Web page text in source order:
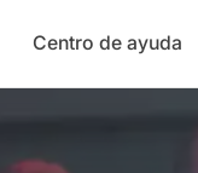
Centro de ayuda